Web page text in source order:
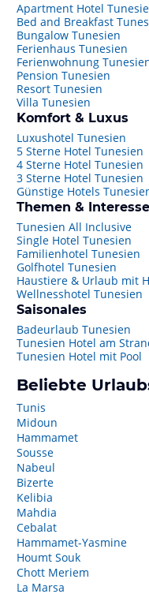
Apartment Hotel
Bed and Breakfast
Bungalow Tunesien
Ferienhaus Tunesien
Ferienwohnung
Pension Tunesien
Resort Tunesien
Villa Tunesien
Komfort & Luxus
Luxushotel Tunesien
5 Sterne Hotel Tunesien
4 Sterne Hotel Tunesien
3 Sterne Hotel Tunesien
Günstige Hotels
Themen &
Tunesien All Inclusive
Single Hotel Tunesien
Familienhotel Tunesien
Golfhotel Tunesien
Haustiere & Urlaub mit
Wellnesshotel Tunesien
Saisonales
Badeurlaub Tunesien
Tunesien Hotel am
Tunesien Hotel mit Pool
Beliebte
Tunis
Midoun
Hammamet
Sousse
Nabeul
Bizerte
Kelibia
Mahdia
Cebalat
Hammamet-Yasmine
Houmt Souk
Chott Meriem
La Marsa